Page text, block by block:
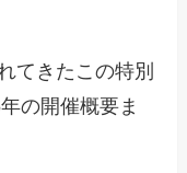
てきたこの特別
の開催概要ま